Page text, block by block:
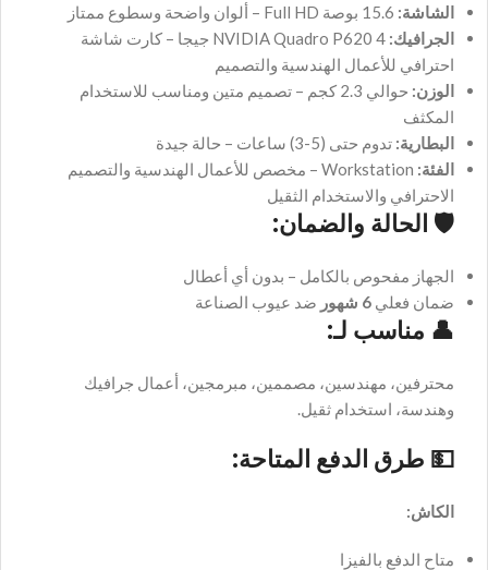
الشاشة:
الجرافيك:
NVIDIA Quadro P620 4 جيجا – كارت شاشة
احترافي للأعمال الهندسية والتصميم
الوزن:
حوالي 2.3 كجم – تصميم متين ومناسب للاستخدام
المكثف
البطارية: تدوم حتى (5-3) ساعات – حالة جيدة
الفئة:
Workstation – مخصص للأعمال الهندسية والتصميم
الاحترافي والاستخدام الثقيل
🛡️ الحالة والضمان:
الجهاز مفحوص بالكامل – بدون أي أعطال
ضمان فعلي 6 شهور ضد عيوب الصناعة
👤 مناسب لـ:
محترفين، مهندسين، مصممين، مبرمجين، أعمال جرافيك
وهندسة، استخدام ثقيل.
💵 طرق الدفع المتاحة:
الكاش:
متاح الدفع بالفيزا